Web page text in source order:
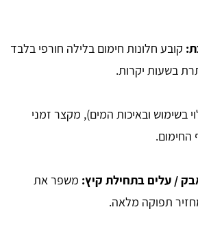
: קובע חלונות חימום בלילה חורפי בלבד
בשעות יקרות.
בשימוש ובאיכות המים), מקצר זמני
החימום.
/ עלים בתחילת קיץ: משפר את
תפוקה מלאה.